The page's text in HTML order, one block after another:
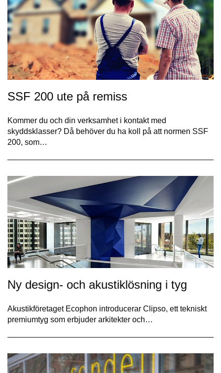
SSF 200 ute på remiss
Kommer du och din verksamhet i kontakt med
skyddsklasser? Då behöver du ha koll på att normen SSF
200, som…
Ny design- och akustiklösning i tyg
Akustikföretaget Ecophon introducerar Clipso, ett tekniskt
premiumtyg som erbjuder arkitekter och…